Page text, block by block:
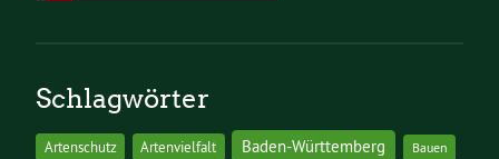
Schlagwörter
Artenschutz Artenvielfalt Baden-Württemberg Bauen